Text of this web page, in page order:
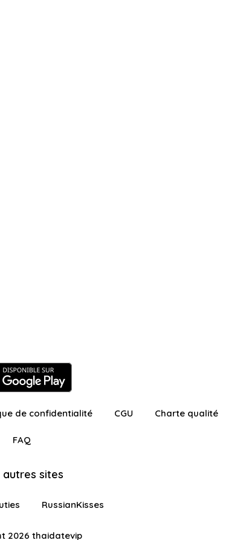
de confidentialité CGU Charte qualité
FAQ
autres sites
RussianKisses
2026 thaidatevip